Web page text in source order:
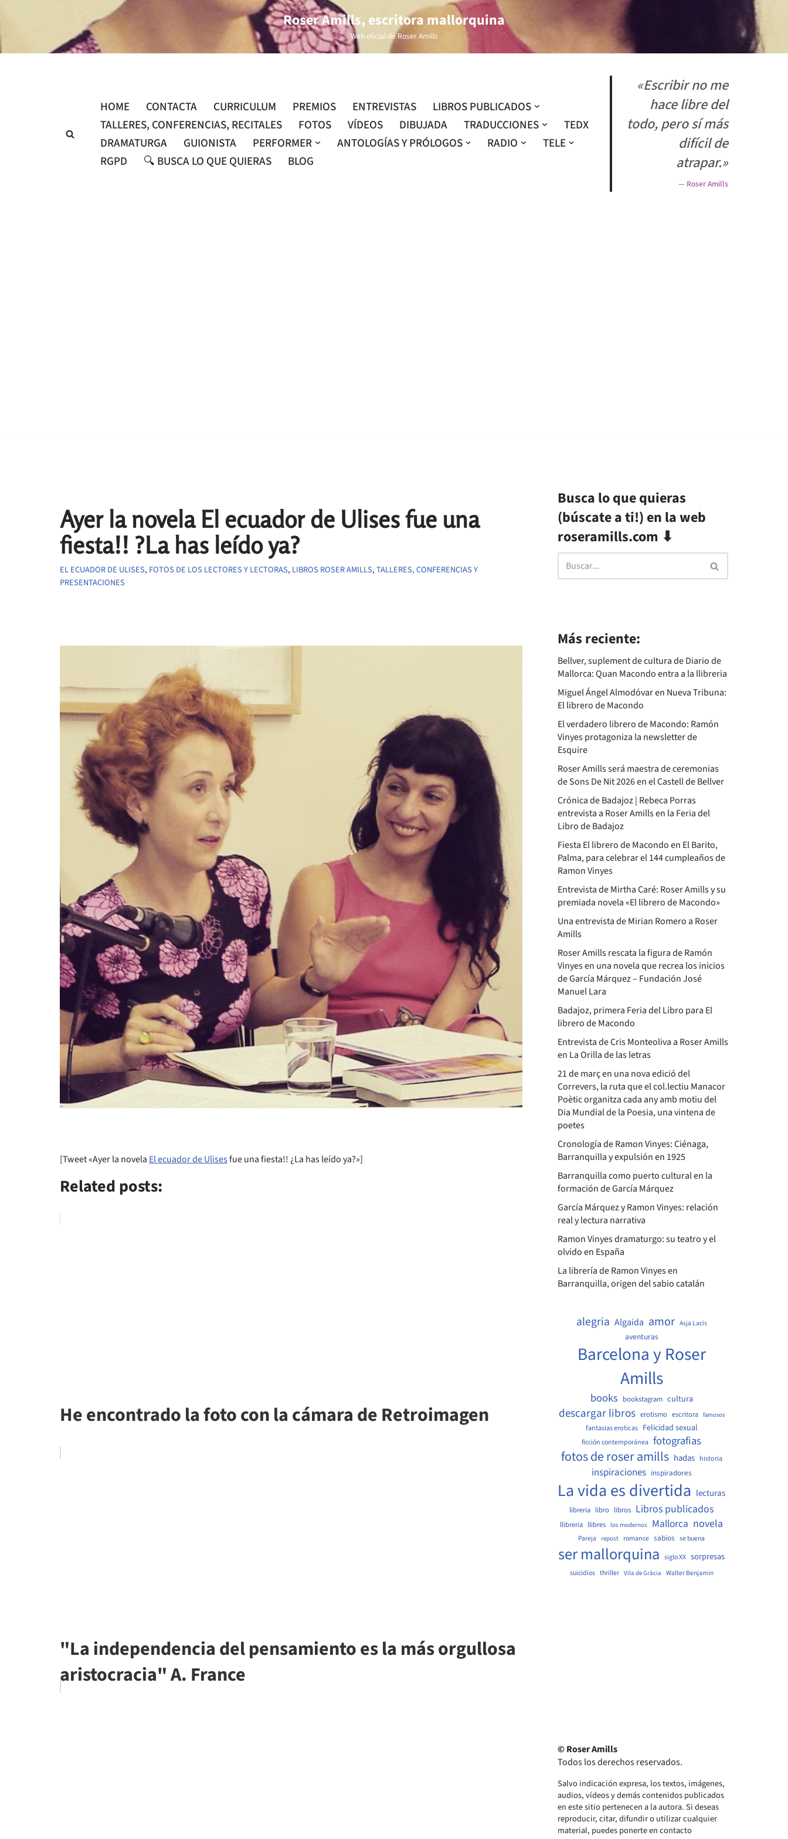
contenido
Roser Amills, escritora mallorquina
Web oficial de Roser Amills
HOME CONTACTA CURRICULUM PREMIOS ENTREVISTAS
LIBROS PUBLICADOS
TALLERES, CONFERENCIAS, RECITALES
FOTOS VÍDEOS DIBUJADA TRADUCCIONES
TEDX
DRAMATURGA
GUIONISTA PERFORMER ANTOLOGÍAS Y PRÓLOGOS RADIO
TELE
RGPD
🔍 BUSCA LO QUE QUIERAS BLOG
«Escribir no me
hace libre del
todo, pero sí más
difícil de
atrapar.»
— Roser Amills
Ayer la novela El ecuador de Ulises fue una
fiesta!! ?La has leído ya?
EL ECUADOR DE ULISES, FOTOS DE LOS LECTORES Y LECTORAS, LIBROS ROSER AMILLS,TALLERES, CONFERENCIAS Y
PRESENTACIONES
[Tweet «Ayer la novela El ecuador de Ulisesfue una fiesta!! ¿La has leído ya?»]
Related posts:
He encontrado la foto con la cámara de Retroimagen
"La independencia del pensamiento es la más orgullosa
aristocracia" A. France
Busca lo que quieras
(búscate a ti!) en la web
roseramills.com ⬇
Más reciente:
Bellver, suplement de cultura de Diario de
Mallorca: Quan Macondo entra a la llibreria
Miguel Ángel Almodóvar en Nueva Tribuna:
El librero de Macondo
El verdadero librero de Macondo: Ramón
Vinyes protagoniza la newsletter de
Esquire
Roser Amills será maestra de ceremonias
de Sons De Nit 2026 en el Castell de Bellver
Crónica de Badajoz | Rebeca Porras
entrevista a Roser Amills en la Feria del
Libro de Badajoz
Fiesta El librero de Macondo en El Barito,
Palma, para celebrar el 144 cumpleaños de
Ramon Vinyes
Entrevista de Mirtha Caré: Roser Amills y su
premiada novela «El librero de Macondo»
Una entrevista de Mirian Romero a Roser
Amills
Roser Amills rescata la figura de Ramón
Vinyes en una novela que recrea los inicios
de García Márquez – Fundación José
Manuel Lara
Badajoz, primera Feria del Libro para El
librero de Macondo
Entrevista de Cris Monteoliva a Roser Amills
en La Orilla de las letras
21 de març en una nova edició del
Correvers, la ruta que el col.lectiu Manacor
Poètic organitza cada any amb motiu del
Dia Mundial de la Poesia, una vintena de
poetes
Cronología de Ramon Vinyes: Ciénaga,
Barranquilla y expulsión en 1925
Barranquilla como puerto cultural en la
formación de García Márquez
García Márquez y Ramon Vinyes: relación
real y lectura narrativa
Ramon Vinyes dramaturgo: su teatro y el
olvido en España
La librería de Ramon Vinyes en
Barranquilla, origen del sabio catalán
alegria Algaida amor Asja Lacis
aventuras
Barcelona y Roser
Amills
books bookstagram cultura
descargar libros erotismo escritora famosos
fantasias eroticas Felicidad sexual
ficción contemporánea fotografias
fotos de roser amills hadas historia
inspiraciones inspiradores
La vida es divertida lecturas
libreria libro libros Libros publicados
llibreria llibres los modernos Mallorca novela
Pareja repost romance sabios se buena
ser mallorquina siglo XX sorpresas
suicidios thriller Vila de Gràcia Walter Benjamin
© Roser Amills
Todos los derechos reservados.
Salvo indicación expresa, los textos, imágenes,
audios, vídeos y demás contenidos publicados
en este sitio pertenecen a la autora. Si deseas
reproducir, citar, difundir o utilizar cualquier
material, puedes ponerte en contacto